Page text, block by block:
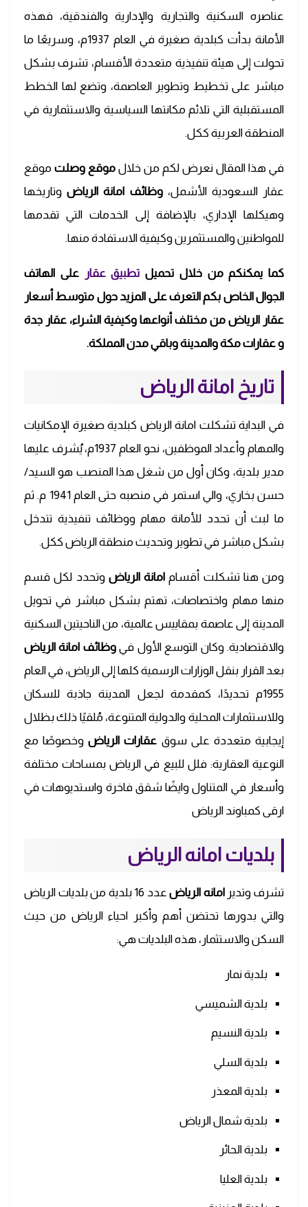
عناصره السكنية والتجارية والإدارية والفندقية، فهذه
الأمانة بدأت كبلدية صغيرة في العام 1937م، وسريعًا ما
تحولت إلى هيئة تنفيذية متعددة الأقسام، تشرف بشكل
مباشر على تخطيط وتطوير العاصمة، وتضع لها الخطط
المستقبلية التي تلائم مكانتها السياسية والاستثمارية في
المنطقة العربية ككل.
في هذا المقال نعرض لكم من خلال موقع وصلت موقع
عقار السعودية الأشمل،وظائف امانة الرياضوتاريخها
وهيكلها الإداري، بالإضافة إلى الخدمات التي تقدمها
للمواطنين والمستثمرين وكيفية الاستفادة منها.
كما يمكنكم من خلال تحميل تطبيق عقار
على الهاتف
الجوال الخاص بكم التعرف على المزيد حول متوسط أسعار
عقار الرياض من مختلف أنواعها وكيفية الشراء، عقار جدة
و عقارات مكة والمدينة وباقي مدن المملكة.
تاريخ امانة الرياض
في البداية تشكلت امانة الرياض كبلدية صغيرة الإمكانيات
والمهام وأعداد الموظفين، نحو العام 1937م، يُشرف عليها
مدير بلدية، وكان أول من شغل هذا المنصب هو السيد/
حسن بخاري، والي استمر في منصبه حتى العام 1941 م. ثم
ما لبث أن تحدد للأمانة مهام ووظائف تنفيذية تتدخل
بشكل مباشر في تطوير وتحديث منطقة الرياض ككل.
ومن هنا تشكلت أقسام امانة الرياض وتحدد لكل قسم
منها مهام واختصاصات، تهتم بشكل مباشر في تحويل
المدينة إلى عاصمة بمقاييس عالمية، من الناحيتين السكنية
والاقتصادية. وكان التوسع الأول فيوظائف امانة الرياض
بعد القرار بنقل الوزارات الرسمية كلها إلى الرياض، في العام
1955م تحديدًا، كمقدمة لجعل المدينة جاذبة للسكان
وللاستثمارات المحلية والدولية المتنوعة، مُلقيًا ذلك بظلال
إيجابية متعددة على سوق عقارات الرياضوخصوصًا مع
النوعية العقارية: فلل للبيع في الرياض بمساحات مختلفة
وأسعار في المتناول وايضًا شقق فاخرة واستديوهات في
ارقى كمباوند الرياض
بلديات امانه الرياض
تشرف وتديرامانه الرياض
عدد 16 بلدية من بلديات الرياض
والتي بدورها تحتضن أهم وأكبر احياء الرياض من حيث
السكن والاستثمار، هذه البلديات هي:
بلدية نمار
بلدية الشميسي
بلدية النسيم
بلدية السلي
بلدية المعذر
بلدية شمال الرياض
بلدية الحائر
بلدية العليا